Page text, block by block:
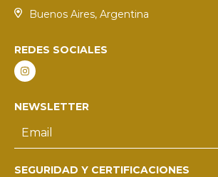
Buenos Aires, Argentina
REDES SOCIALES
NEWSLETTER
SEGURIDAD Y CERTIFICACIONES